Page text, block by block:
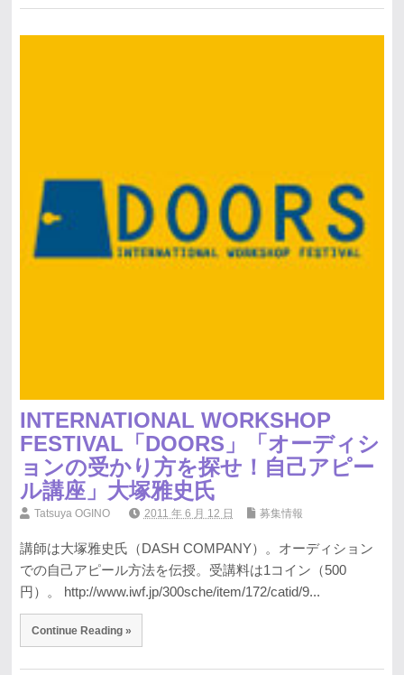
INTERNATIONAL WORKSHOP
FESTIVAL「DOORS」「オーディシ
ョンの受かり方を探せ！自己アピー
ル講座」大塚雅史氏
Tatsuya OGINO 2011 年 6 月 12 日 募集情報
講師は大塚雅史氏（DASH COMPANY）。オーディション
での自己アピール方法を伝授。受講料は1コイン（500
円）。 http://www.iwf.jp/300sche/item/172/catid/9...
Continue Reading »